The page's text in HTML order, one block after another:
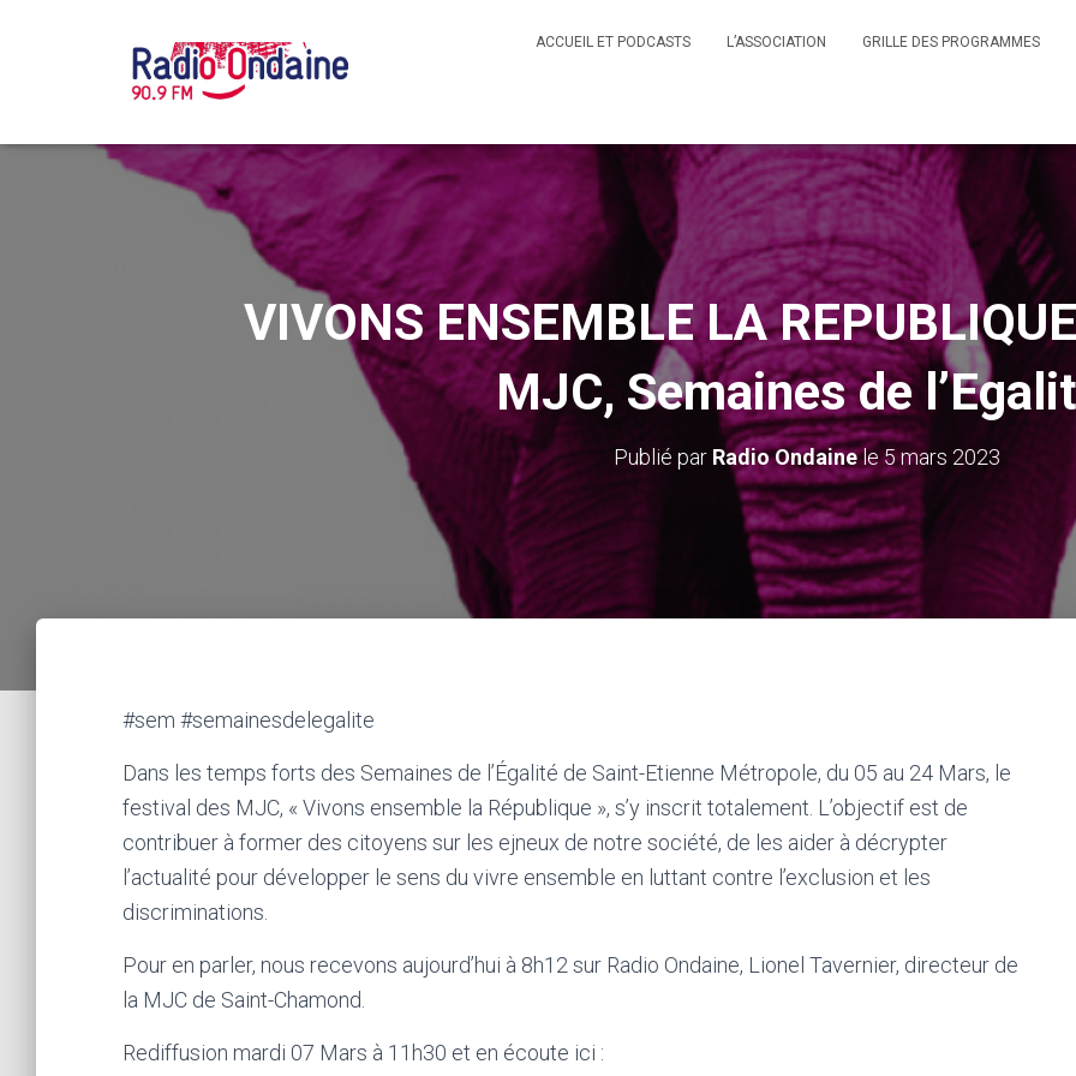
ACCUEIL ET PODCASTS L’ASSOCIATION GRILLE DES PROGRAMMES
VIVONS ENSEMBLE LA
MJC, Semaines de
Publié par Radio Ondainele5 mars 2023
#sem #semainesdelegalite
Dans les temps forts des Semaines de l’Égalité de Saint-Etienne Métropole, du 05 au 24 Mars, le
festival des MJC, « Vivons ensemble la République », s’y inscrit totalement. L’objectif est de
contribuer à former des citoyens sur les ejneux de notre société, de les aider à décrypter
l’actualité pour développer le sens du vivre ensemble en luttant contre l’exclusion et les
discriminations.
Pour en parler, nous recevons aujourd’hui à 8h12 sur Radio Ondaine, Lionel Tavernier, directeur de
la MJC de Saint-Chamond.
Rediffusion mardi 07 Mars à 11h30 et en écoute ici :